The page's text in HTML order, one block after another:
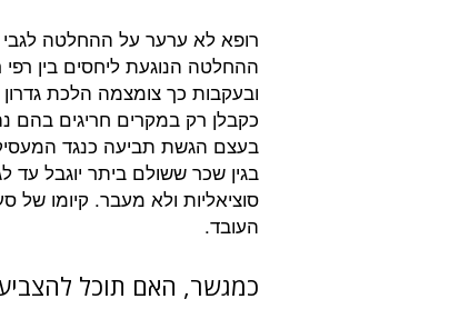
רופא לא ערער על ההחלטה לגבי
ההחלטה הנוגעת ליחסים בין
ובעקבות כך צומצמה הלכת גדרון
כקבלן רק במקרים חריגים בהם
בעצם הגשת תביעה כנגד
בגין שכר ששולם ביתר יוגבל עד
סוציאליות ולא מעבר. קיומו של
העובד.
כמגשר, האם תוכל